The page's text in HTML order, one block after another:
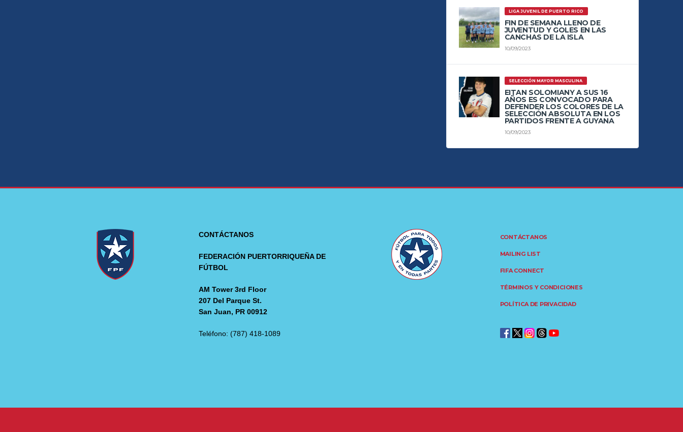
LIGA JUVENIL DE PUERTO RICO
FIN DE SEMANA LLENO DE
JUVENTUD Y GOLES EN LAS
CANCHAS DE LA ISLA
10/09/2023
SELECCIÓN MAYOR MASCULINA
EITAN SOLOMIANY A SUS 16
AÑOS ES CONVOCADO PARA
DEFENDER LOS COLORES DE LA
SELECCIÓN ABSOLUTA EN LOS
PARTIDOS FRENTE A GUYANA
10/09/2023
CONTÁCTANOS
FEDERACIÓN PUERTORRIQUEÑA DE
FÚTBOL
AM Tower 3rd Floor
207 Del Parque St.
San Juan, PR 00912
Teléfono: (787) 418-1089
CONTÁCTANOS
MAILING LIST
FIFA CONNECT
TÉRMINOS Y CONDICIONES
POLÍTICA DE PRIVACIDAD